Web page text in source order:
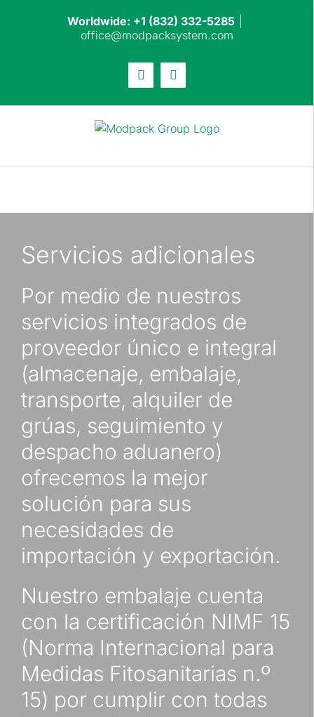
Worldwide: +1 (832) 332-5285
office@modpacksystem.com
Email LinkedIn
Servicios adicionales
Por medio de nuestros
servicios integrados de
proveedor único e integral
(almacenaje, embalaje,
transporte, alquiler de
grúas, seguimiento y
despacho aduanero)
ofrecemos la mejor
solución para sus
necesidades de
importación y exportación.
Nuestro embalaje cuenta
con la certificación NIMF 15
(Norma Internacional para
Medidas Fitosanitarias n.º
15) por cumplir con todas